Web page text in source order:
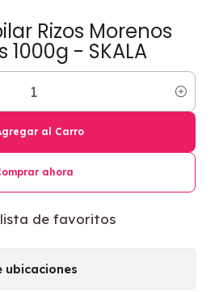
Rizos Morenos
- SKALA
al Carro
ahora
de favoritos
ubicaciones